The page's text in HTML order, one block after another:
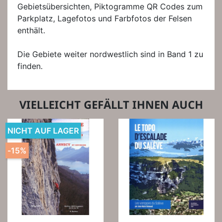
Gebietsübersichten, Piktogramme QR Codes zum
Parkplatz, Lagefotos und Farbfotos der Felsen
enthält.
Die Gebiete weiter nordwestlich sind in Band 1 zu
finden.
VIELLEICHT GEFÄLLT IHNEN AUCH
NICHT AUF LAGER
-15%